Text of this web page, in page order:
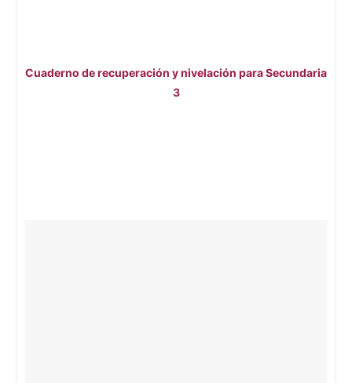
Cuaderno de recuperación y nivelación para Secundaria
3